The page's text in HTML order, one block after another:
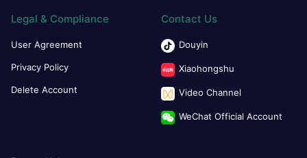
Legal & Compliance
User Agreement
Privacy Policy
Delete Account
Contact Us
Douyin
Xiaohongshu
Video Channel
WeChat Official Account